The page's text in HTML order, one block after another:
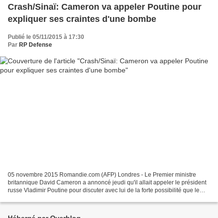
Crash/Sinaï: Cameron va appeler Poutine pour
expliquer ses craintes d'une bombe
Publié le 05/11/2015 à 17:30
Par RP Defense
05 novembre 2015 Romandie.com (AFP) Londres - Le Premier ministre
britannique David Cameron a annoncé jeudi qu'il allait appeler le président
russe Vladimir Poutine pour discuter avec lui de la forte possibilité que le